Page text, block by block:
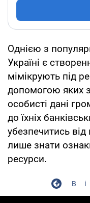
Однією з
Україні є
мімікрують під
допомогою яких
особисті дані
до їхніх
убезпечитись
лише знати
ресурси.